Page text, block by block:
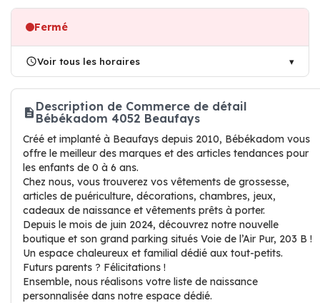
Fermé
Voir tous les horaires
Description de Commerce de détail
Bébékadom 4052 Beaufays
Créé et implanté à Beaufays depuis 2010, Bébékadom vous
offre le meilleur des marques et des articles tendances pour
les enfants de 0 à 6 ans.
Chez nous, vous trouverez vos vêtements de grossesse,
articles de puériculture, décorations, chambres, jeux,
cadeaux de naissance et vêtements prêts à porter.
Depuis le mois de juin 2024, découvrez notre nouvelle
boutique et son grand parking situés Voie de l’Air Pur, 203 B !
Un espace chaleureux et familial dédié aux tout-petits.
Futurs parents ? Félicitations !
Ensemble, nous réalisons votre liste de naissance
personnalisée dans notre espace dédié.